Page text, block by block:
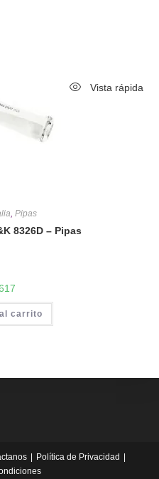
Vista rápida
, Pipas
8326D – Pipas
carrito
Política de Privacidad